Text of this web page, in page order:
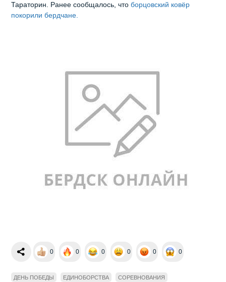
Тараторин. Ранее сообщалось, что борцовский ковёр
покорили бердчане.
0 0 0 0 0 0
ДЕНЬ ПОБЕДЫ ЕДИНОБОРСТВА СОРЕВНОВАНИЯ